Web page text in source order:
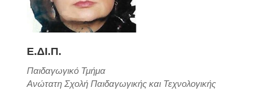
Ε.ΔΙ.Π.
Παιδαγωγικό Τμήμα
Ανώτατη Σχολή Παιδαγωγικής και Τεχνολογικής